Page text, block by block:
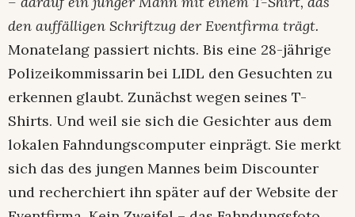
den auffälligen Schriftzug der Eventfirma trägt.
Monatelang passiert nichts. Bis eine 28-jährige
Polizeikommissarin bei LIDL den Gesuchten zu
erkennen glaubt. Zunächst wegen seines T-
Shirts. Und weil sie sich die Gesichter aus dem
lokalen Fahndungscomputer einprägt. Sie merkt
sich das des jungen Mannes beim Discounter
und recherchiert ihn später auf der Website der